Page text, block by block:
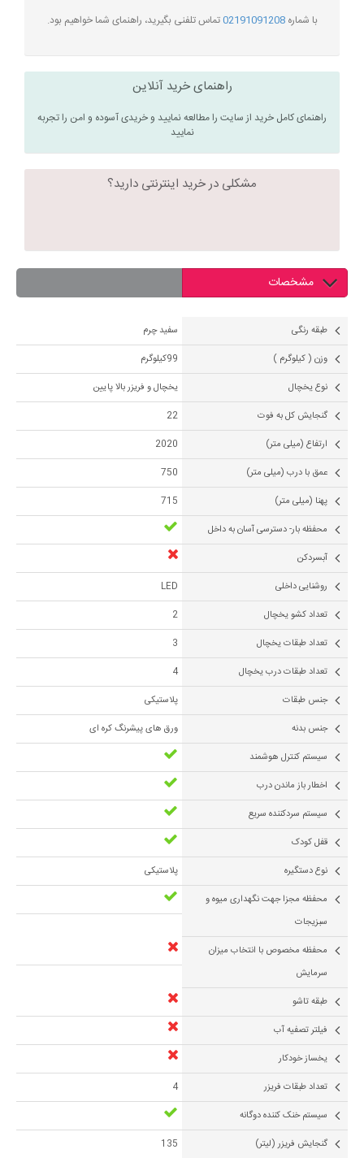
با شماره02191091208تماس تلفنی بگیرید، راهنمای شما خواهیم بود.
راهنمای خرید آنلاین
راهنمای کامل خرید از سایت را مطالعه نمایید و خریدی آسوده و امن را تجربه
نمایید
مشکلی در خرید اینترنتی دارید؟
مشخصات
طبقه رنگی
سفید چرم
وزن ( کیلوگرم )
99کیلوگرم
نوع یخچال
یخچال و فریزر بالا پایین
گنجایش کل به فوت
22
ارتفاع (میلی متر)
2020
عمق با درب (میلی متر)
750
پهنا (میلی متر)
715
محفظه بار- دسترسی آسان به داخل
آبسردکن
روشنایی داخلی
LED
تعداد کشو یخچال
2
تعداد طبقات یخچال
3
تعداد طبقات درب یخچال
4
جنس طبقات
پلاستیکی
جنس بدنه
ورق های پیشرنگ کره ای
سیستم کنترل هوشمند
اخطار باز ماندن درب
سیستم سردکننده سریع
قفل کودک
نوع دستگیره
پلاستیکی
محفظه مجزا جهت نگهداری میوه و
سبزیجات
محفظه مخصوص با انتخاب میزان
سرمایش
طبقه تاشو
فیلتر تصفیه آب
یخساز خودکار
تعداد طبقات فریزر
4
سیستم خنک کننده دوگانه
گنجايش فريزر (لیتر)
135